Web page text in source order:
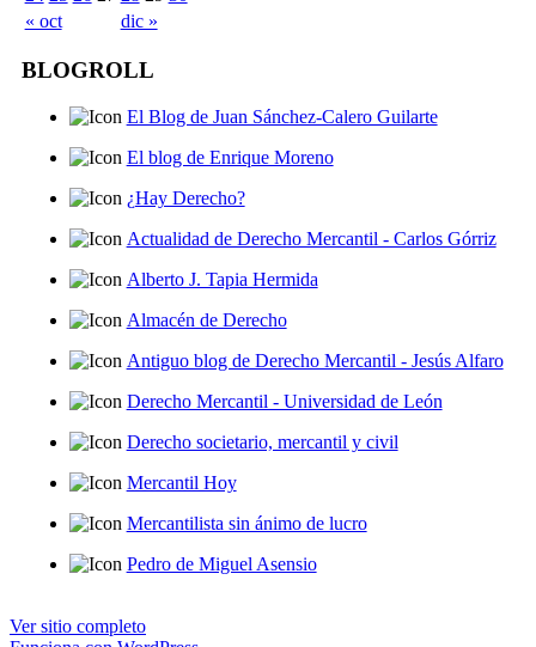
« oct dic »
BLOGROLL
El Blog de Juan Sánchez-Calero Guilarte
El blog de Enrique Moreno
¿Hay Derecho?
Actualidad de Derecho Mercantil - Carlos Górriz
Alberto J. Tapia Hermida
Almacén de Derecho
Antiguo blog de Derecho Mercantil - Jesús Alfaro
Derecho Mercantil - Universidad de León
Derecho societario, mercantil y civil
Mercantil Hoy
Mercantilista sin ánimo de lucro
Pedro de Miguel Asensio
Ver sitio completo